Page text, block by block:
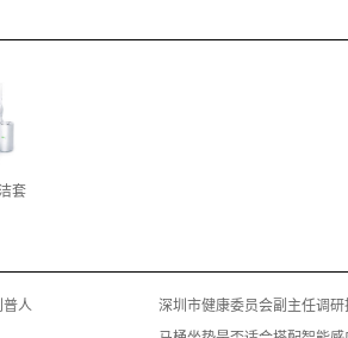
套
普人
深圳市健康委员会副主任调